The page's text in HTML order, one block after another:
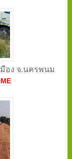
อง จ.นครพนม